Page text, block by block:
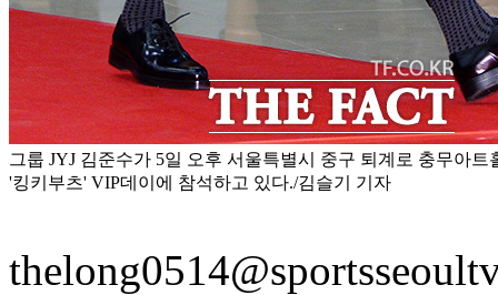
그룹 JYJ 김준수가 5일 오후 서울특별시 중구 퇴계로 충무아트
'킹키부츠' VIP데이에 참석하고 있다./김슬기 기자